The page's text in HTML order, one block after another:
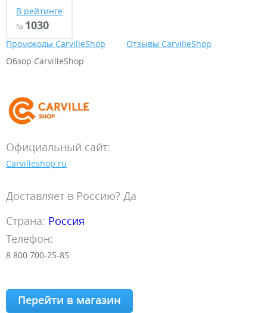
В рейтинге
№ 1030
Промокоды CarvilleShop
Отзывы CarvilleShop
Обзор CarvilleShop
Официальный сайт:
Carvilleshop.ru
Доставляет в Россию? Да
Страна: Россия
Телефон:
8 800 700-25-85
Перейти в магазин